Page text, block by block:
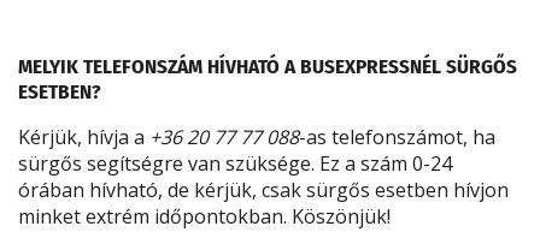
MELYIK TELEFONSZÁM HÍVHATÓ A BUSEXPRESSNÉL SÜRGŐS
ESETBEN?
Kérjük, hívja a +36 20 77 77 088-as telefonszámot, ha
sürgős segítségre van szüksége. Ez a szám 0-24
órában hívható, de kérjük, csak sürgős esetben hívjon
minket extrém időpontokban. Köszönjük!